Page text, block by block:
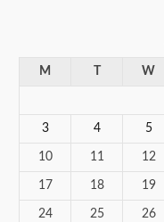
M W
3 4 5
10 11 12
17 18 19
24 25 26